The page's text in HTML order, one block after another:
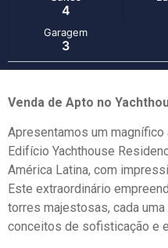
4
Garagem
3
Venda de Apto no
Apresentamos um magnífico
Edifício Yachthouse
América Latina, com
Este extraordinário
torres majestosas, cada
conceitos de sofisticação e